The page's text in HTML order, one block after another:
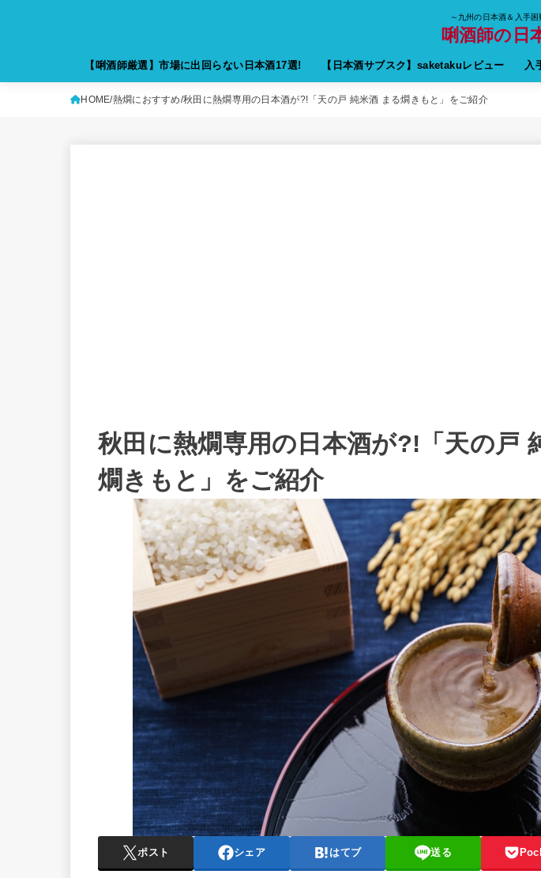
～九州の日本酒＆入手
唎酒師の日
【唎酒師厳選】市場に出回らない日本酒17選! 【日本酒サブスク】saketakuレビュー 入
HOME 熱燗におすすめ 秋田に熱燗専用の日本酒が?!「天の戸 純米酒 まる燗きもと」をご紹介
秋田に熱燗専用の日本酒が?!「天の戸
燗きもと」をご紹介
ポスト シェア はてブ 送る